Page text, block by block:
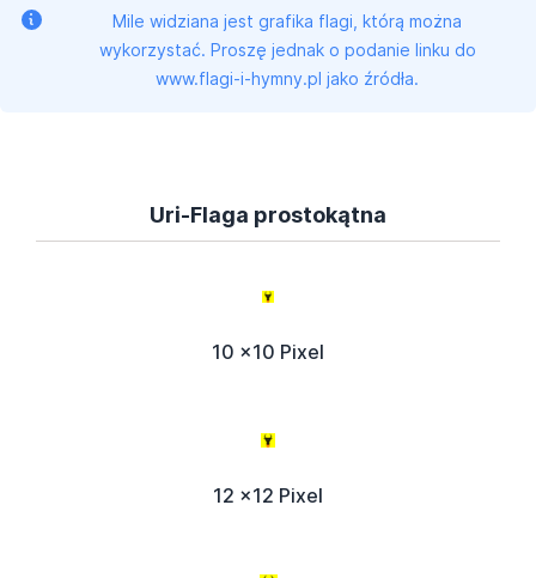
Mile widziana jest grafika flagi, którą można
wykorzystać. Proszę jednak o podanie linku do
www.flagi-i-hymny.pl jako źródła.
Uri-Flaga prostokątna
10 x10 Pixel
12 x12 Pixel